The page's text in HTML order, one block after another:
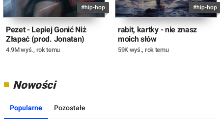
#hip-hop
Pezet - Lepiej Gonić Niż
Złapać (prod. Jonatan)
4.9M wyś., rok temu
#hip-hop
rabit, kartky - nie znasz
moich słów
59K wyś., rok temu
Nowości
Popularne Pozostałe